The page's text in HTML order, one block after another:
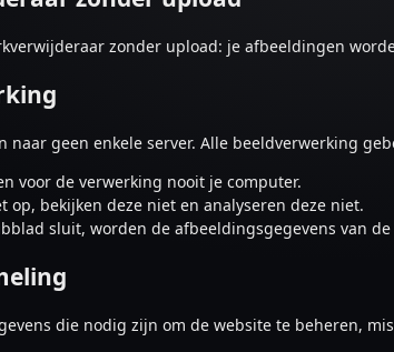
zonder upload: je afbeeldingen
naar geen enkele server. Alle beeldverwerking
voor de verwerking nooit je computer.
op, bekijken deze niet en analyseren deze niet.
sluit, worden de afbeeldingsgegevens van
die nodig zijn om de website te beheren,